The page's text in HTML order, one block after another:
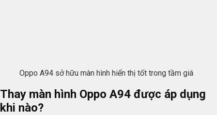
Oppo A94 sở hữu màn hình hiển thị tốt trong tầm giá
Thay màn hình Oppo A94 được áp dụng
khi nào?